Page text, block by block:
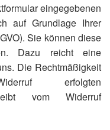
eingegebenen
auf Grundlage Ihrer
Sie können diese
Dazu reicht eine
Die Rechtmäßigkeit
erfolgten
vom Widerruf